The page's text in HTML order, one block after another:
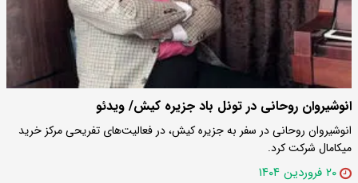
انوشیروان روحانی در تونل باد جزیره کیش/ ویدئو
انوشیروان روحانی در سفر به جزیره کیش، در فعالیت‌های تفریحی مرکز خرید
میکامال شرکت کرد.
۲۰ فروردین ۱۴۰۴